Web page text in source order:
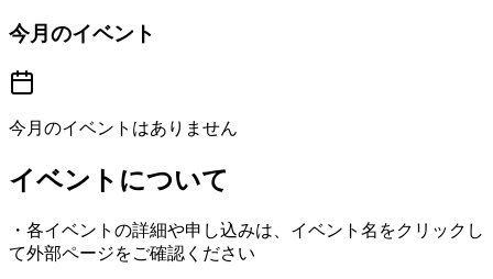
今月のイベント
今月のイベントはありません
イベントについて
・各イベントの詳細や申し込みは、イベント名をクリックし
て外部ページをご確認ください